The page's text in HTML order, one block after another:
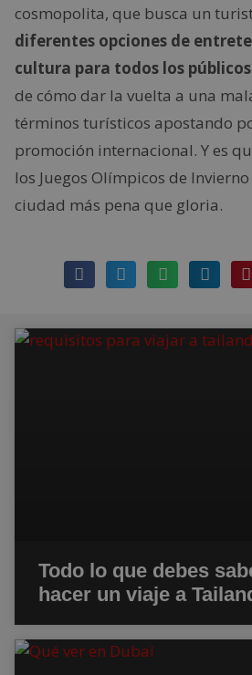
cosmopolita, que busca un
diferentes opciones de
cultura para todos los públicos
de cómo dar la vuelta a una
términos turísticos apostando
promoción internacional. Y es
los Juegos Olímpicos de
ciudad más pena que gloria.
Todo lo que debes
hacer un viaje a